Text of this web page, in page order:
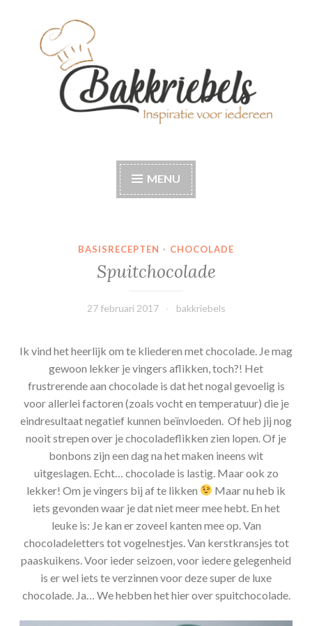
Bakkriebels
MENU
BASISRECEPTEN · CHOCOLADE
Spuitchocolade
27 februari 2017 bakkriebels
Ik vind het heerlijk om te kliederen met chocolade. Je mag
gewoon lekker je vingers aflikken, toch?! Het
frustrerende aan chocolade is dat het nogal gevoelig is
voor allerlei factoren (zoals vocht en temperatuur) die je
eindresultaat negatief kunnen beïnvloeden. Of heb jij nog
nooit strepen over je chocoladeflikken zien lopen. Of je
bonbons zijn een dag na het maken ineens wit
uitgeslagen. Echt… chocolade is lastig. Maar ook zo
lekker! Om je vingers bij af te likken
Maar nu heb ik
iets gevonden waar je dat niet meer mee hebt. En het
leuke is: Je kan er zoveel kanten mee op. Van
chocoladeletters tot vogelnestjes. Van kerstkransjes tot
paaskuikens. Voor ieder seizoen, voor iedere gelegenheid
is er wel iets te verzinnen voor deze super de luxe
chocolade. Ja… We hebben het hier over spuitchocolade.